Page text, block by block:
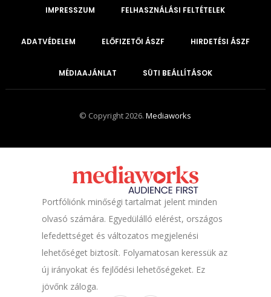
IMPRESSZUM FELHASZNÁLÁSI FELTÉTELEK
ADATVÉDELEM ELŐFIZETŐI ÁSZF HIRDETÉSI ÁSZF
MÉDIAAJÁNLAT SÜTI BEÁLLÍTÁSOK
© Copyright 2026.Mediaworks
Portfóliónk minőségi tartalmat jelent minden
olvasó számára. Egyedülálló elérést, országos
lefedettséget és változatos megjelenési
lehetőséget biztosít. Folyamatosan keressük az
új irányokat és fejlődési lehetőségeket. Ez
jövőnk záloga.